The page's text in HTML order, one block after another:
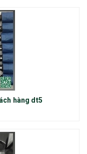
hàng dt5